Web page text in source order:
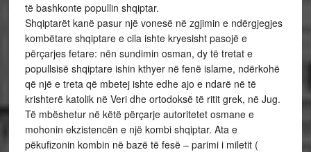
të bashkonte popullin shqiptar.
Shqiptarët kanë pasur një vonesë në zgjimin e ndërgjegjes
kombëtare shqiptare e cila ishte kryesisht pasojë e
përçarjes fetare: nën sundimin osman, dy të tretat e
popullsisë shqiptare ishin kthyer në fenë islame, ndërkohë
që një e treta që mbetej ishte edhe ajo e ndarë në të
krishterë katolik në Veri dhe ortodoksë të ritit grek, në Jug.
Të mbëshetur në këtë përçarje autoritetet osmane e
mohonin ekzistencën e një kombi shqiptar. Ata e
pëkufizonin kombin në bazë të fesë – parimi i miletit (